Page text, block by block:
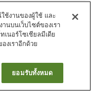
ระชุม
Okawa Riverside Hotel
ช้งานของผู้ใช้ และ
นบนเว็บไซต์ของเรา
เนอร์โซเชียลมีเดีย
งเราอีกด้วย
ยอมรับทั้งหมด